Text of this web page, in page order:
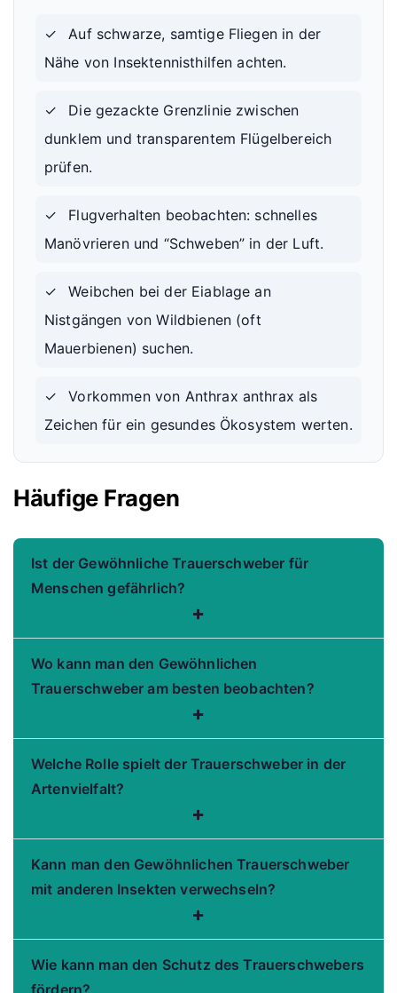
✓
Auf schwarze, samtige Fliegen in der
Nähe von Insektennisthilfen achten.
✓
Die gezackte Grenzlinie zwischen
dunklem und transparentem Flügelbereich
prüfen.
✓
Flugverhalten beobachten: schnelles
Manövrieren und “Schweben” in der Luft.
✓
Weibchen bei der Eiablage an
Nistgängen von Wildbienen (oft
Mauerbienen) suchen.
✓
Vorkommen von Anthrax anthrax als
Zeichen für ein gesundes Ökosystem werten.
Häufige Fragen
Ist der Gewöhnliche Trauerschweber für
Menschen gefährlich?
+
Wo kann man den Gewöhnlichen
Trauerschweber am besten beobachten?
+
Welche Rolle spielt der Trauerschweber in der
Artenvielfalt?
+
Kann man den Gewöhnlichen Trauerschweber
mit anderen Insekten verwechseln?
+
Wie kann man den Schutz des Trauerschwebers
fördern?